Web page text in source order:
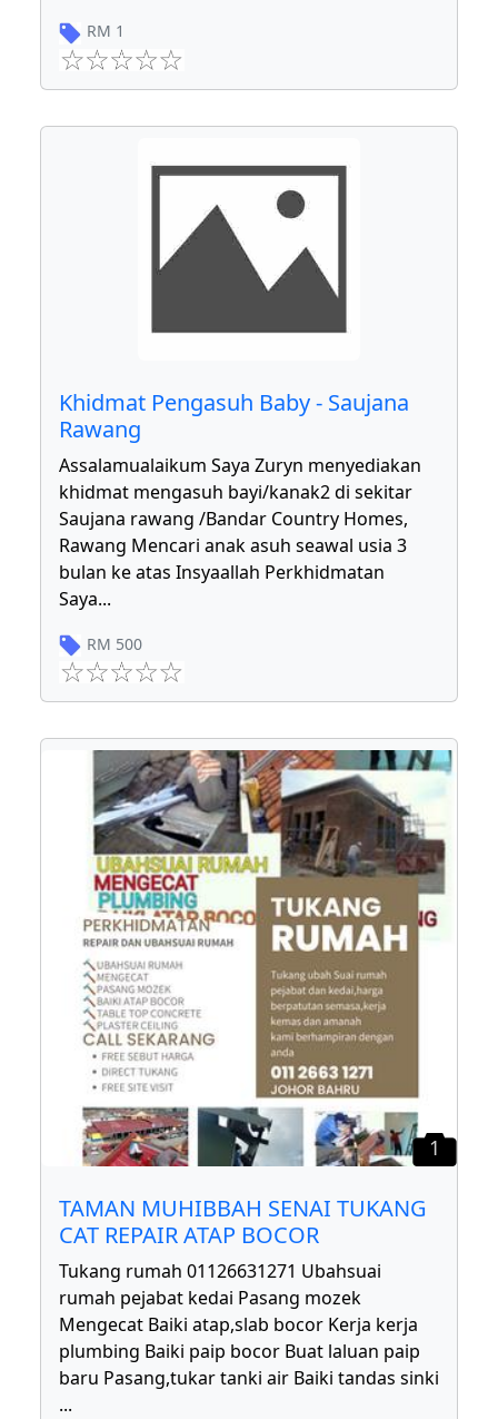
RM 1
Khidmat Pengasuh Baby - Saujana
Rawang
Assalamualaikum Saya Zuryn menyediakan
khidmat mengasuh bayi/kanak2 di sekitar
Saujana rawang /Bandar Country Homes,
Rawang Mencari anak asuh seawal usia 3
bulan ke atas Insyaallah Perkhidmatan
Saya...
RM 500
1
TAMAN MUHIBBAH SENAI TUKANG
CAT REPAIR ATAP BOCOR
Tukang rumah 01126631271 Ubahsuai
rumah pejabat kedai Pasang mozek
Mengecat Baiki atap,slab bocor Kerja kerja
plumbing Baiki paip bocor Buat laluan paip
baru Pasang,tukar tanki air Baiki tandas sinki
...